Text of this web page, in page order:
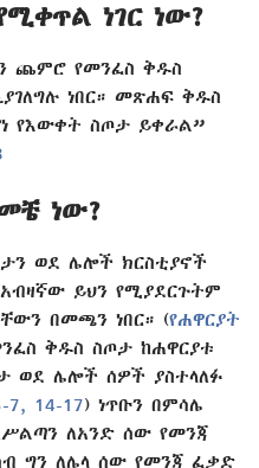
ነገር ነው?
ጨምሮ የመንፈስ ቅዱስ
ነበር። መጽሐፍ ቅዱስ
የእውቀት ስጦታ ይቀራል”
ነው?
ወደ ሌሎች ክርስቲያኖች
ይህን የሚያደርጉትም
በመጫን ነበር። (የሐዋርያት
ቅዱስ ስጦታ ከሐዋርያቱ
ወደ ሌሎች ሰዎች ያስተላለፉ
14-17) ነጥቡን በምሳሌ
ለአንድ ሰው የመንጃ
ግን ለሌላ ሰው የመንጃ ፈቃድ